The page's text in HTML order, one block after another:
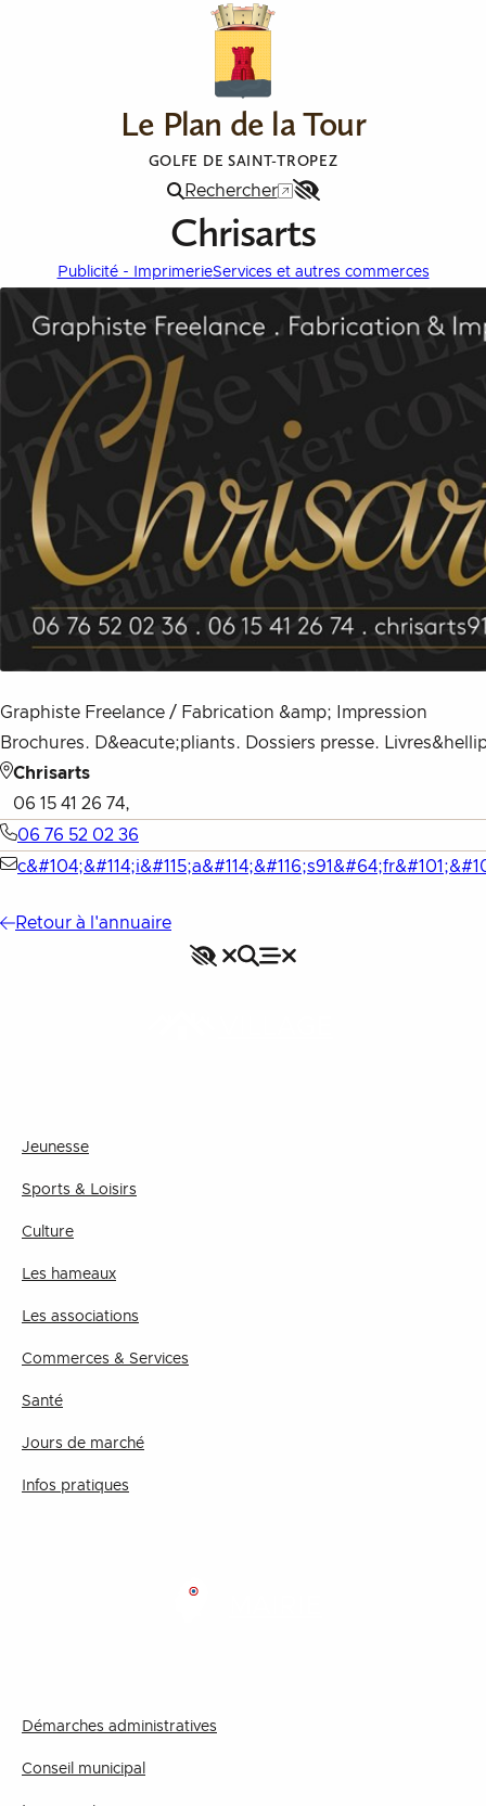
Le Plan de la Tour
GOLFE DE SAINT-TROPEZ
Menu
Rechercher
Chrisarts
Publicité - ImprimerieServices et autres commerces
Graphiste Freelance / Fabrication &amp; Impression
Brochures. D&eacute;pliants. Dossiers presse.
Chrisarts
06 15 41 26 74,
06 76 52 02 36
Retour à l'annuaire
Accessibilité
Rechercher
Jeunesse
Sports & Loisirs
Culture
Les hameaux
Les associations
Commerces & Services
Santé
Jours de marché
Infos pratiques
Démarches administratives
Conseil municipal